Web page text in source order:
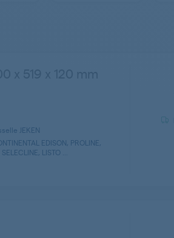
JEKEN
EDISON, PROLINE,
LISTO ...